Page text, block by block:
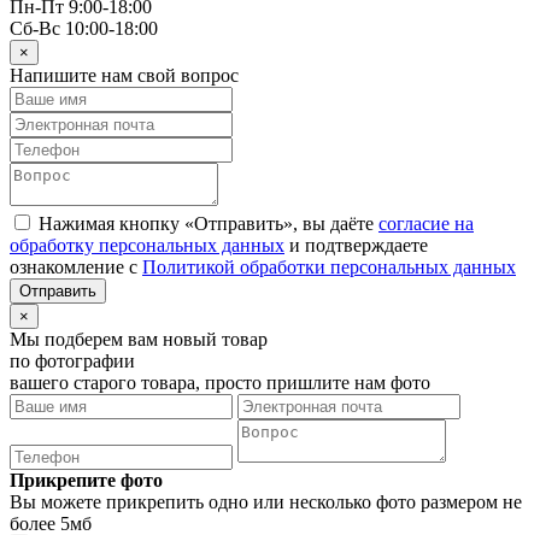
Пн-Пт 9:00-18:00
Сб-Вс 10:00-18:00
×
Напишите нам свой вопрос
Нажимая кнопку «Отправить», вы даёте согласие на
обработку персональных данных и подтверждаете
ознакомление с Политикой обработки персональных данных
×
Мы подберем вам новый товар
по фотографии
вашего старого товара, просто пришлите нам фото
Прикрепите фото
Вы можете прикрепить одно или несколько фото размером не
более 5мб